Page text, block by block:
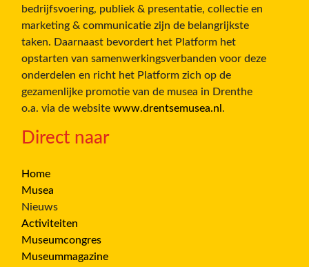
bedrijfsvoering, publiek & presentatie, collectie en
marketing & communicatie zijn de belangrijkste
taken. Daarnaast bevordert het Platform het
opstarten van samenwerkingsverbanden voor deze
onderdelen en richt het Platform zich op de
gezamenlijke promotie van de musea in Drenthe
o.a. via de website www.drentsemusea.nl .
Direct naar
Home
Musea
Nieuws
Activiteiten
Museumcongres
Museummagazine